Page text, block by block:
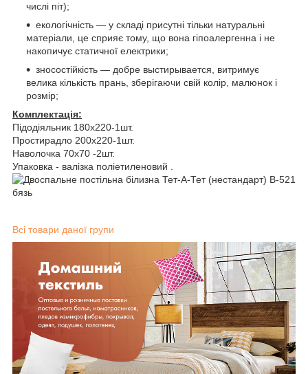
числі піт);
екологічність — у складі присутні тільки натуральні
матеріали, це сприяє тому, що вона гіпоалергенна і не
накопичує статичної електрики;
зносостійкість — добре выстирывается, витримує
велика кількість прань, зберігаючи свій колір, малюнок і
розмір;
Комплектація:
Підодіяльник 180х220-1шт.
Простирадло 200х220-1шт.
Наволочка 70х70 -2шт.
Упаковка - валізка поліетиленовий .
Всі товари даної групи